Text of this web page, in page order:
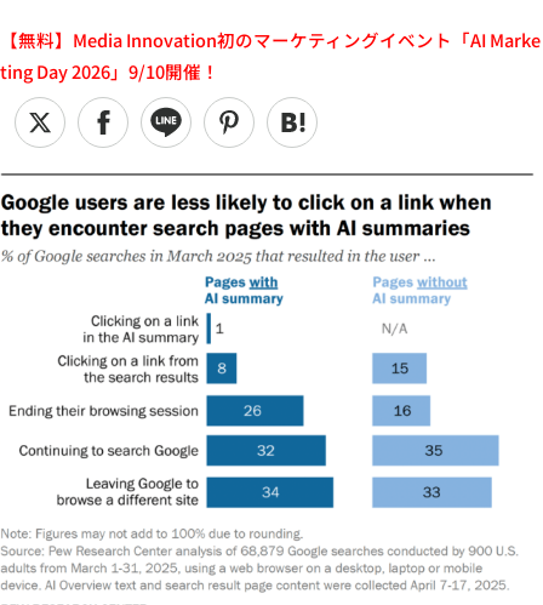
【無料】Media Innovation初のマーケティングイベント「AI Marke
ting Day 2026」9/10開催！